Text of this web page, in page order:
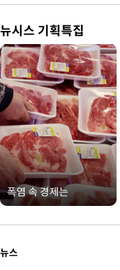
뉴시스 기획특집
폭염 속 경제는
뉴스